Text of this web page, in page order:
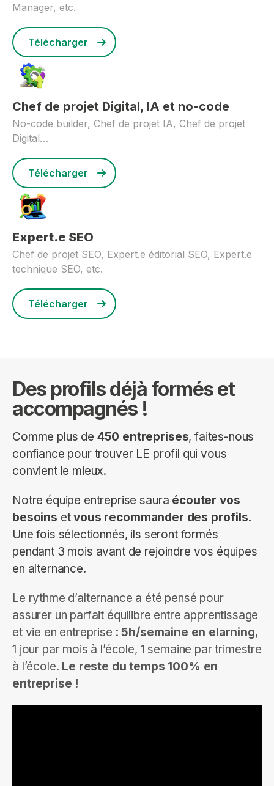
Manager, etc.
Télécharger
Chef de projet Digital, IA et no-code
No-code builder, Chef de projet IA, Chef de projet
Digital…
Télécharger
Expert.e SEO
Chef de projet SEO, Expert.e éditorial SEO, Expert.e
technique SEO, etc.
Télécharger
Des profils déjà formés et
accompagnés !
Comme plus de 450 entreprises, faites-nous
confiance pour trouver LE profil qui vous
convient le mieux.
Notre équipe entreprise saura écouter vos
besoins etvous recommander des profils.
Une fois sélectionnés, ils seront formés
pendant 3 mois avant de rejoindre vos équipes
en alternance.
Le rythme d’alternance a été pensé pour
assurer un parfait équilibre entre apprentissage
et vie en entreprise :5h/semaine en elarning,
1 jour par mois à l’école, 1 semaine par trimestre
à l’école. Le reste du temps 100% en
entreprise !